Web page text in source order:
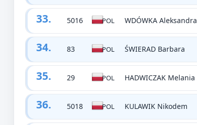
33. 5016 POL WDÓWKA Aleksandra
34. 83 POL ŚWIERAD Barbara
35. 29 POL HADWICZAK Melania
36. 5018 POL KULAWIK Nikodem